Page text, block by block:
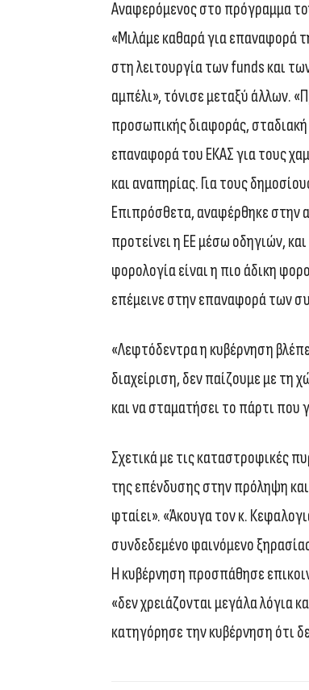
Αναφερόμενος στο πρόγραμμα
«Μιλάμε καθαρά για επαναφορά
στη λειτουργία των funds και
αμπέλι», τόνισε μεταξύ άλλων.
προσωπικής διαφοράς,
επαναφορά του ΕΚΑΣ για τους
και αναπηρίας. Για τους
Επιπρόσθετα, αναφέρθηκε στην
προτείνει η ΕΕ μέσω οδηγιών,
φορολογία είναι η πιο άδικη
επέμεινε στην επαναφορά των
«Λεφτόδεντρα η κυβέρνηση
διαχείριση, δεν παίζουμε με τη
και να σταματήσει το πάρτι που
Σχετικά με τις καταστροφικές
της επένδυσης στην πρόληψη
φταίει». «Άκουγα τον κ.
συνδεδεμένο φαινόμενο
Η κυβέρνηση προσπάθησε
«δεν χρειάζονται μεγάλα λόγια
κατηγόρησε την κυβέρνηση ότι